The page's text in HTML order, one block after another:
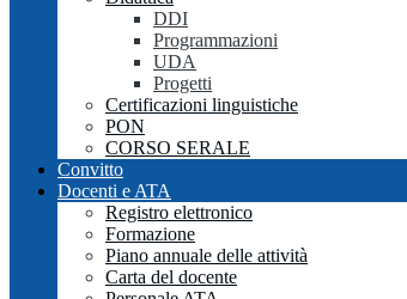
DDI
Programmazioni
UDA
Progetti
Certificazioni linguistiche
PON
CORSO SERALE
Convitto
Docenti e ATA
Registro elettronico
Formazione
Piano annuale delle attività
Carta del docente